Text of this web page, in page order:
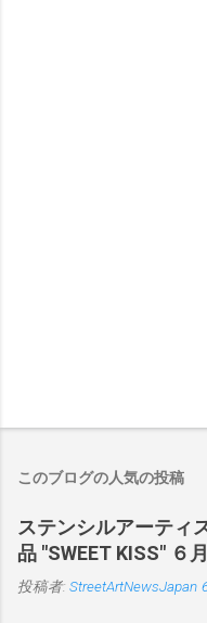
このブログの人気の投稿
ステンシルアーティ
品 "SWEET KISS" ６
投稿者: StreetArtNewsJapan